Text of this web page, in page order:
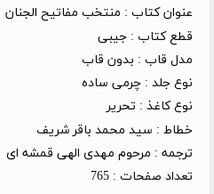
عنوان کتاب : منتخب مفاتیح الجنان
قطع کتاب : جیبی
مدل قاب : بدون قاب
نوع جلد : چرمی ساده
نوع کاغذ : تحریر
خطاط : سید محمد باقر شریف
ترجمه : مرحوم مهدی الهی قمشه ای
تعداد صفحات : 765